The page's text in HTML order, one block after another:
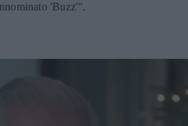
'Buzz'".